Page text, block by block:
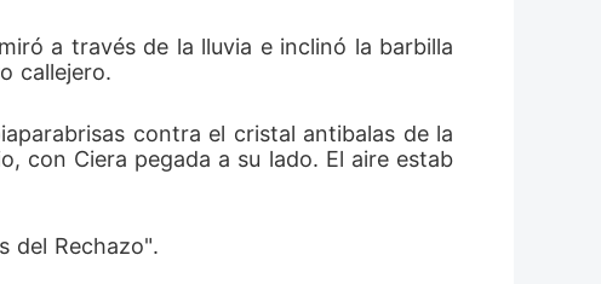
a través de la lluvia e inclinó la barbilla
callejero.
contra el cristal antibalas de la
con Ciera pegada a su lado. El aire estab
del Rechazo".